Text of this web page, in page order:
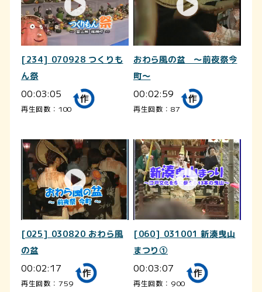
[234] 070928 つくりも
ん祭
00:03:05
再生回数：100
おわら風の盆 ～前夜祭今
町～
00:02:59
再生回数：87
[025] 030820 おわら風
の盆
00:02:17
再生回数：759
[060] 031001 新湊曳山
まつり①
00:03:07
再生回数：900